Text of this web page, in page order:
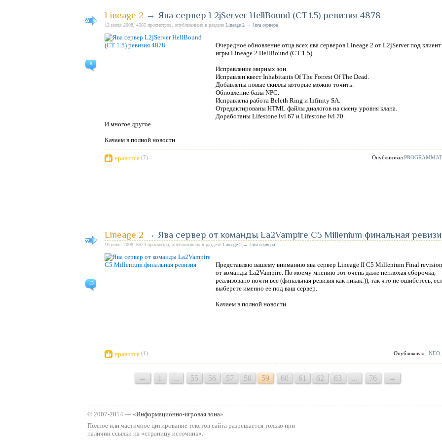
8
Lineage 2 → Ява сервер L2jServer HellBound (CT 1.5) ревизия 4878
12 июля 2008, 4565 просмотров, опубликовано в разделе Lineage 2 → Java сервера
Очередное обновление отца всех ява серверов Lineage 2 от L2jServer под клиент
игры Lineage 2 HellBound (CT 1.5).
Исправление мирных зон.
Исправлен квест Inhabitants Of The Forrest Of The Dead.
Добавлены новые скиллы которые можно точить.
Обновление базы NPC.
Исправлена работа Beleth Ring и Infinity SA.
Отредактированы HTML файлы диалогов на смену уровня клана.
Доработаны Lifestone lvl 67 и Lifestone lvl 70.
И многое другое...
Качаем в полной новости
нравится (7) Опубликовал
15
Lineage 2 → Ява сервер от команды La2Vampire C5 Millenium финальная
10 июля 2008, 6524 просмотра, опубликовано в разделе Lineage 2 → Java сервера
Представляю вашему вниманию ява сервер Lineage II C5 Millenium Final revision
от команды La2Vampire. По моему мнению эот очень даже неплохая сборочка,
реализовано почти все (финальная ревизия как никак:)), так что не ошибетесь,
выберете именно ее под ваш сервер.
Качаем в полной новости.
нравится (1) Опубликовал
← 1 ... 55 56 57 58 59 60 61 62 63 ... 76 →
© 2007-2014 — «Информационно-игровая зона»
Полное или частичное цитирование текстов сайта разрешается только при
наличии ссылки на «страницу источник».